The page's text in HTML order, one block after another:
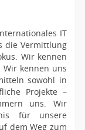
IT
die Vermittlung
Wir kennen
kennen uns
sowohl in
Projekte –
uns. Wir
für unsere
dem Weg zum